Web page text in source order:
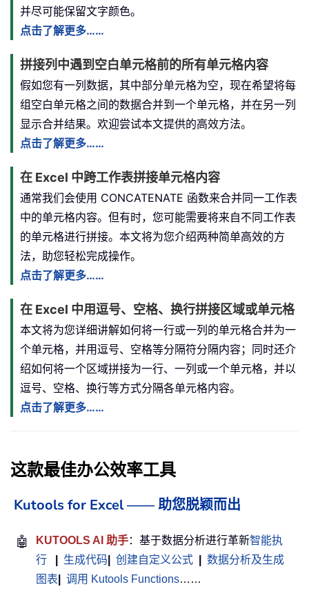
并尽可能保留文字颜色。
点击了解更多……
拼接列中遇到空白单元格前的所有单元格内容
假如您有一列数据，其中部分单元格为空，现在希望将每
组空白单元格之间的数据合并到一个单元格，并在另一列
显示合并结果。欢迎尝试本文提供的高效方法。
点击了解更多……
在 Excel 中跨工作表拼接单元格内容
通常我们会使用 CONCATENATE 函数来合并同一工作表
中的单元格内容。但有时，您可能需要将来自不同工作表
的单元格进行拼接。本文将为您介绍两种简单高效的方
法，助您轻松完成操作。
点击了解更多……
在 Excel 中用逗号、空格、换行拼接区域或单元格
本文将为您详细讲解如何将一行或一列的单元格合并为一
个单元格，并用逗号、空格等分隔符分隔内容；同时还介
绍如何将一个区域拼接为一行、一列或一个单元格，并以
逗号、空格、换行等方式分隔各单元格内容。
点击了解更多……
这款最佳办公效率工具
Kutools for Excel —— 助您脱颖而出
🤖 KUTOOLS AI 助手：基于数据分析进行革新智能执
行
生成代码 创建自定义公式
数据分析及生成
图表
调用 Kutools Functions……